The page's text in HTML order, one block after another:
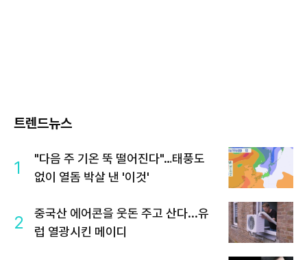
트렌드뉴스
1
"다음 주 기온 뚝 떨어진다"…태풍도
없이 열돔 박살 낸 '이것'
2
중국산 에어콘을 웃돈 주고 산다...유
럽 열광시킨 메이디